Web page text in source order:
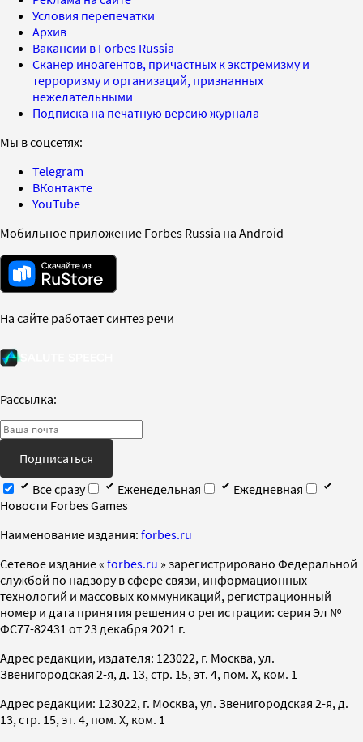
Условия перепечатки
Архив
Вакансии в Forbes Russia
Сканер иноагентов, причастных к экстремизму и
терроризму и организаций, признанных
нежелательными
Подписка на печатную версию журнала
Мы в соцсетях:
Telegram
ВКонтакте
YouTube
Мобильное приложение Forbes Russia на Android
На сайте работает синтез речи
Рассылка:
Подписаться
Все сразу
Еженедельная
Ежедневная
Новости Forbes Games
Наименование издания: forbes.ru
Cетевое издание « forbes.ru » зарегистрировано Федеральной
службой по надзору в сфере связи, информационных
технологий и массовых коммуникаций, регистрационный
номер и дата принятия решения о регистрации: серия Эл №
ФС77-82431 от 23 декабря 2021 г.
Адрес редакции, издателя: 123022, г. Москва, ул.
Звенигородская 2-я, д. 13, стр. 15, эт. 4, пом. X, ком. 1
Адрес редакции: 123022, г. Москва, ул. Звенигородская 2-я, д.
13, стр. 15, эт. 4, пом. X, ком. 1